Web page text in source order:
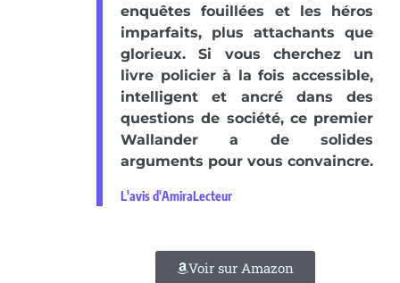
enquêtes fouillées et les héros
imparfaits, plus attachants que
glorieux. Si vous cherchez un
livre policier à la fois accessible,
intelligent et ancré dans des
questions de société, ce premier
Wallander a de solides
arguments pour vous convaincre.
L'avis d'AmiraLecteur
Voir sur Amazon